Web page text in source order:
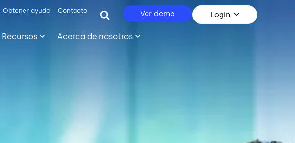
Obtener ayuda Contacto Ver demo Login
Recursos Acerca de nosotros